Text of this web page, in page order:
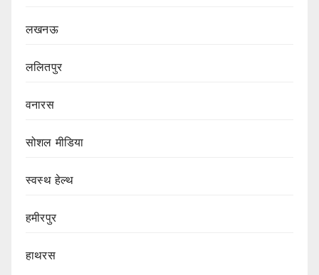
लखनऊ
ललितपुर
वनारस
सोशल मीडिया
स्वस्थ हेल्थ
हमीरपुर
हाथरस